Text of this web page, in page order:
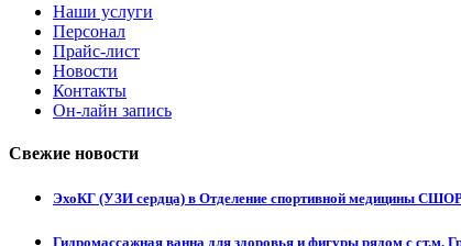
Наши услуги
Персонал
Прайс-лист
Новости
Контакты
Он-лайн запись
Свежие новости
ЭхоКГ (УЗИ сердца) в Отделение спортивной медицины
Гидромассажная ванна для здоровья и фигуры рядом с ст.м.